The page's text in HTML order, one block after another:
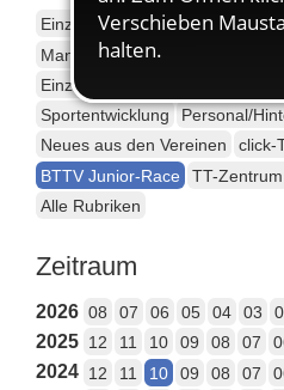
Einzelsport Erwachsene
Mannschaftssport Erwachsene
Einzelsport Jugend
Sportentwicklung
Personal/
Neues aus den Vereinen
click-
BTTV Junior-Race
TT-
Alle Rubriken
Zeitraum
2026 08 07 06 05 04 03
2025 12 11 10 09 08 07
2024 12 11 10 09 08 07